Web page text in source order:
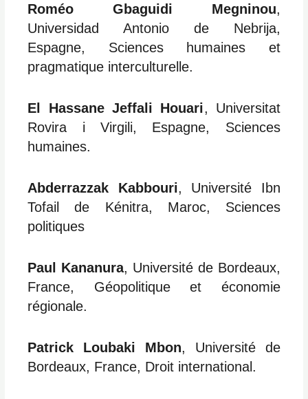
Roméo Gbaguidi Megninou,
Universidad Antonio de Nebrija,
Espagne, Sciences humaines et
pragmatique interculturelle.
El Hassane Jeffali Houari, Universitat
Rovira i Virgili, Espagne, Sciences
humaines.
Abderrazzak Kabbouri, Université Ibn
Tofail de Kénitra, Maroc, Sciences
politiques
Paul Kananura, Université de Bordeaux,
France, Géopolitique et économie
régionale.
Patrick Loubaki Mbon, Université de
Bordeaux, France, Droit international.